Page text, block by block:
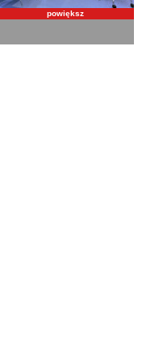
powiększ